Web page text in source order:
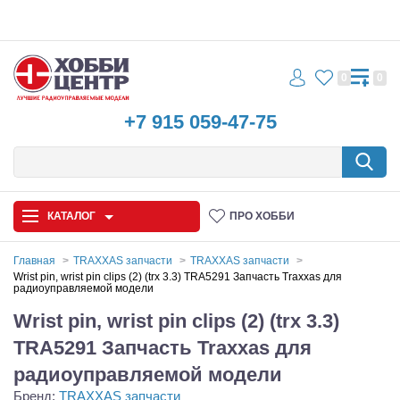
+7 915 059-47-75
0 0
КАТАЛОГ ПРО ХОББИ
Автомодели
Запчасти и аксессуары
Игрушки
Главная TRAXXAS запчасти
TRAXXAS запчасти
Wrist pin, wrist pin clips (2) (trx 3.3) TRA5291 Запчасть Traxxas для
радиоуправляемой модели
Wrist pin, wrist pin clips (2) (trx 3.3)
TRA5291 Запчасть Traxxas для
радиоуправляемой модели
Бренд: TRAXXAS запчасти